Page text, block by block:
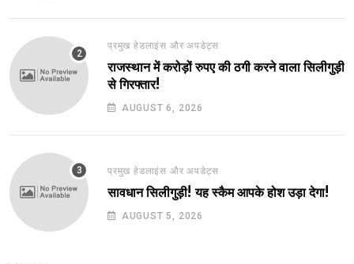
प्रमुख हेडलाइंस और अपडेट्स
राजस्थान में करोड़ों रुपए की ठगी करने वाला सिलीगुड़ी
से गिरफ्तार!
AUGUST 6, 2026
प्रमुख हेडलाइंस और अपडेट्स
सावधान सिलीगुड़ी! यह स्कैम आपके होश उड़ा देगा!
AUGUST 5, 2026